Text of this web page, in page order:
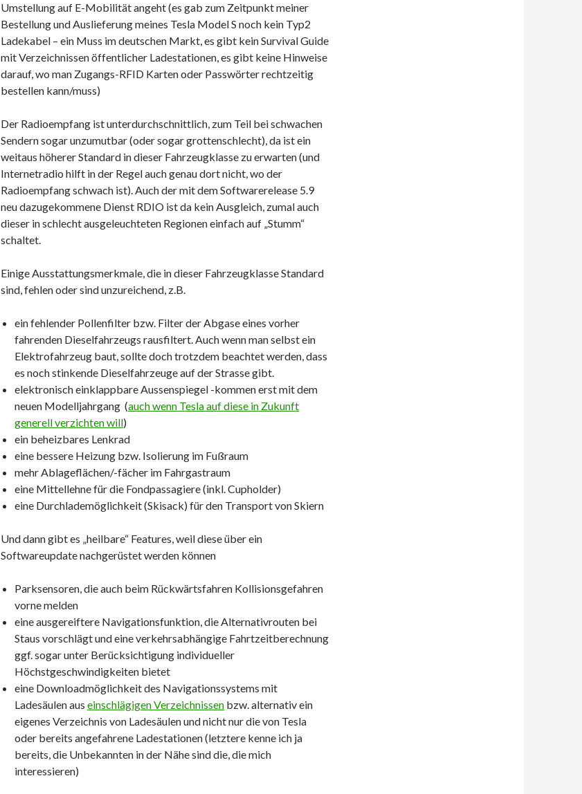
Umstellung auf E-Mobilität angeht (es gab zum Zeitpunkt meiner
Bestellung und Auslieferung meines Tesla Model S noch kein Typ2
Ladekabel – ein Muss im deutschen Markt, es gibt kein Survival Guide
mit Verzeichnissen öffentlicher Ladestationen, es gibt keine Hinweise
darauf, wo man Zugangs-RFID Karten oder Passwörter rechtzeitig
bestellen kann/muss)
Der Radioempfang ist unterdurchschnittlich, zum Teil bei schwachen
Sendern sogar unzumutbar (oder sogar grottenschlecht), da ist ein
weitaus höherer Standard in dieser Fahrzeugklasse zu erwarten (und
Internetradio hilft in der Regel auch genau dort nicht, wo der
Radioempfang schwach ist). Auch der mit dem Softwarerelease 5.9
neu dazugekommene Dienst RDIO ist da kein Ausgleich, zumal auch
dieser in schlecht ausgeleuchteten Regionen einfach auf „Stumm“
schaltet.
Einige Ausstattungsmerkmale, die in dieser Fahrzeugklasse Standard
sind, fehlen oder sind unzureichend, z.B.
ein fehlender Pollenfilter bzw. Filter der Abgase eines vorher
fahrenden Dieselfahrzeugs rausfiltert. Auch wenn man selbst ein
Elektrofahrzeug baut, sollte doch trotzdem beachtet werden, dass
es noch stinkende Dieselfahrzeuge auf der Strasse gibt.
elektronisch einklappbare Aussenspiegel -kommen erst mit dem
neuen Modelljahrgang (auch wenn Tesla auf diese in Zukunft
generell verzichten will)
ein beheizbares Lenkrad
eine bessere Heizung bzw. Isolierung im Fußraum
mehr Ablageflächen/-fächer im Fahrgastraum
eine Mittellehne für die Fondpassagiere (inkl. Cupholder)
eine Durchlademöglichkeit (Skisack) für den Transport von Skiern
Und dann gibt es „heilbare“ Features, weil diese über ein
Softwareupdate nachgerüstet werden können
Parksensoren, die auch beim Rückwärtsfahren Kollisionsgefahren
vorne melden
eine ausgereiftere Navigationsfunktion, die Alternativrouten bei
Staus vorschlägt und eine verkehrsabhängige Fahrtzeitberechnung
ggf. sogar unter Berücksichtigung individueller
Höchstgeschwindigkeiten bietet
eine Downloadmöglichkeit des Navigationssystems mit
Ladesäulen aus einschlägigen Verzeichnissen bzw. alternativ ein
eigenes Verzeichnis von Ladesäulen und nicht nur die von Tesla
oder bereits angefahrene Ladestationen (letztere kenne ich ja
bereits, die Unbekannten in der Nähe sind die, die mich
interessieren)